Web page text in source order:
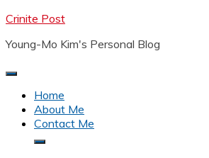
Skip
content
Crinite Post
Young-Mo Kim's Personal Blog
Home
About Me
Contact Me